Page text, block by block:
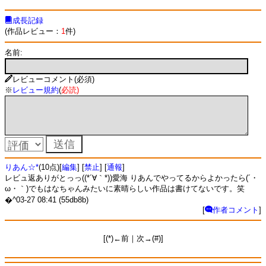
成長記録
(作品レビュー： 1件)
名前:
レビューコメント(必須)
※ レビュー規約(必読)
りあん☆*(10点)[編集] [禁止] [通報]
レビュ返ありがとっっ((*´∀｀*))愛海 りあんでやってるからよかったら(´・
ω・｀)でもはなちゃんみたいに素晴らしい作品は書けてないです。笑
�^03-27 08:41 (55db8b)
[
作者コメント ]
[(*)←前｜次→(#)]